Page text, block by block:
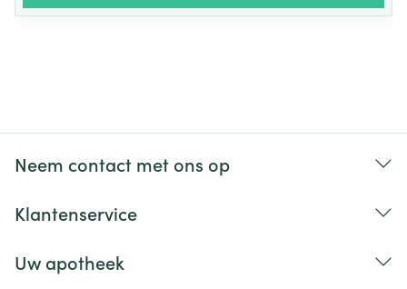
Neem contact met ons op
Klantenservice
Uw apotheek